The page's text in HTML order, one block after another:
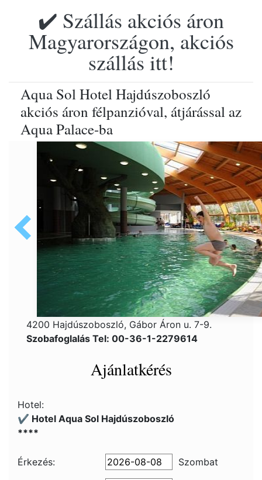
✔️ Szállás akciós áron
Magyarországon, akciós
szállás itt!
Aqua Sol Hotel Hajdúszoboszló
akciós áron félpanzióval, átjárással az
Aqua Palace-ba
4200 Hajdúszoboszló, Gábor Áron u. 7-9.
Szobafoglalás Tel: 00-36-1-2279614
Ajánlatkérés
Hotel:
✔️ Hotel Aqua Sol Hajdúszoboszló
****
Érkezés: Szombat